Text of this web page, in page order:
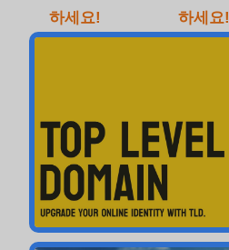
하세요!
하세요!